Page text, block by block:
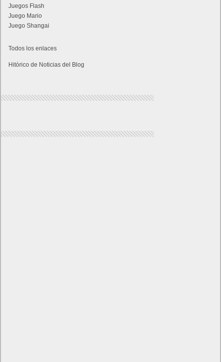
Juegos Flash
Juego Mario
Juego Shangai
Todos los enlaces
Hitórico de Noticias del Blog